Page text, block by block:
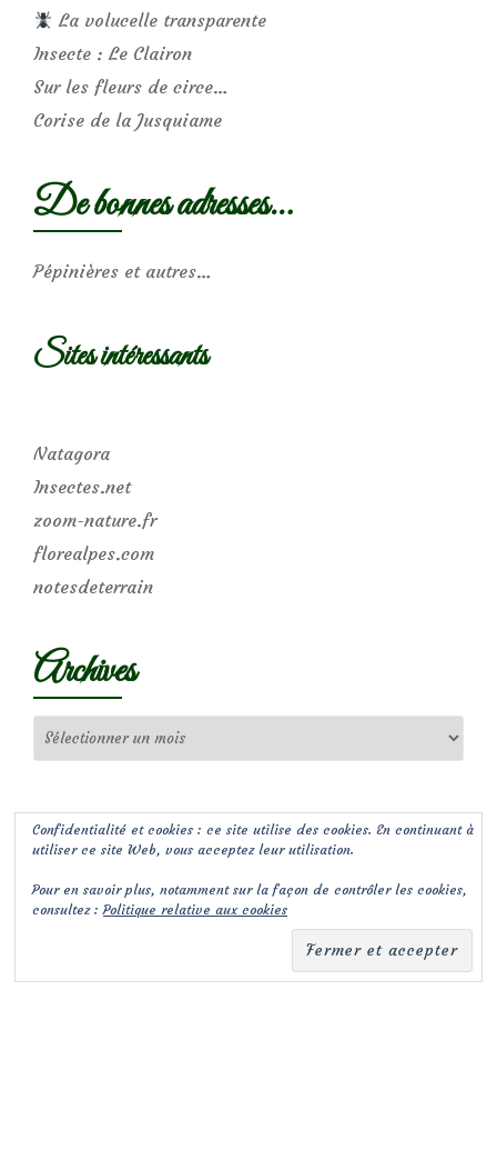
La volucelle transparente
Insecte : Le Clairon
Sur les fleurs de circe…
Corise de la Jusquiame
De bonnes adresses…
Pépinières et autres…
Sites intéressants
Natagora
Insectes.net
zoom-nature.fr
florealpes.com
notesdeterrain
Archives
Confidentialité et cookies : ce site utilise des cookies. En continuant à
utiliser ce site Web, vous acceptez leur utilisation.
Pour en savoir plus, notamment sur la façon de contrôler les cookies,
consultez :Politique relative aux cookies